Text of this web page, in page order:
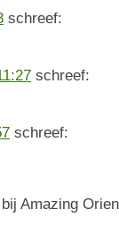
schreef:
schreef:
schreef:
Amazing